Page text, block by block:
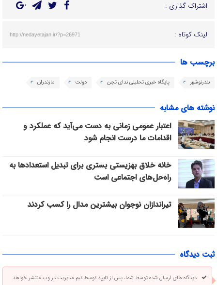
اشتراک گذاری :
لینک کوتاه : http://nedayetajan.ir/?p=26971
برچسب ها
بندرنوشهر پایگاه خبری تحلیلی ندای تجن دولت مازندران
نوشته های مشابه
اعتبار عمومی زمانی به دست می‌آید که عملکرد و
اقدامات ما درست انجام شود
خانه خلاق بهزیستی بستری برای تبدیل استعدادها به
راه‌حل‌های اجتماعی است
تیراندازان نوجوان بیشترین مدال را کسب کردند
ثبت دیدگاه
دیدگاه های ارسال شده توسط شما، پس از تایید توسط تیم مدیریت در وب منتشر خواهد